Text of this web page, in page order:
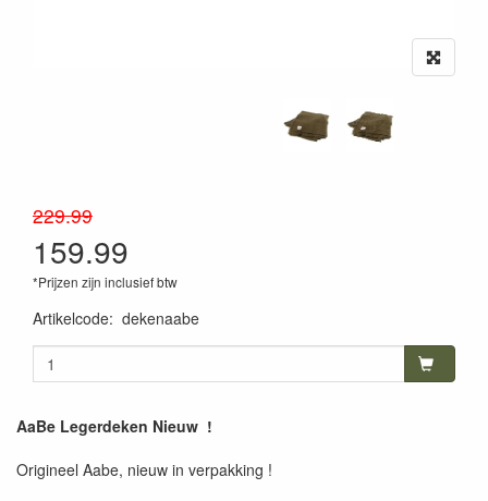
229.99
159.99
*Prijzen zijn inclusief btw
Artikelcode: dekenaabe
AaBe Legerdeken Nieuw !
Origineel Aabe, nieuw in verpakking !